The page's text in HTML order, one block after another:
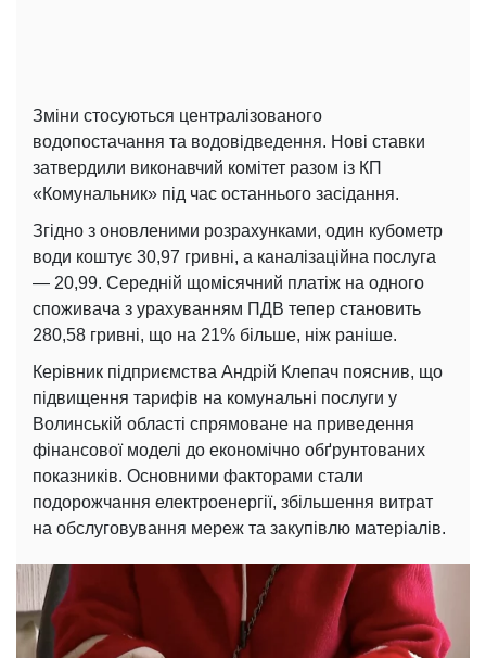
Зміни стосуються централізованого
водопостачання та водовідведення. Нові ставки
затвердили виконавчий комітет разом із КП
«Комунальник» під час останнього засідання.
Згідно з оновленими розрахунками, один кубометр
води коштує 30,97 гривні, а каналізаційна послуга
— 20,99. Середній щомісячний платіж на одного
споживача з урахуванням ПДВ тепер становить
280,58 гривні, що на 21% більше, ніж раніше.
Керівник підприємства Андрій Клепач пояснив, що
підвищення тарифів на комунальні послуги у
Волинській області спрямоване на приведення
фінансової моделі до економічно обґрунтованих
показників. Основними факторами стали
подорожчання електроенергії, збільшення витрат
на обслуговування мереж та закупівлю матеріалів.